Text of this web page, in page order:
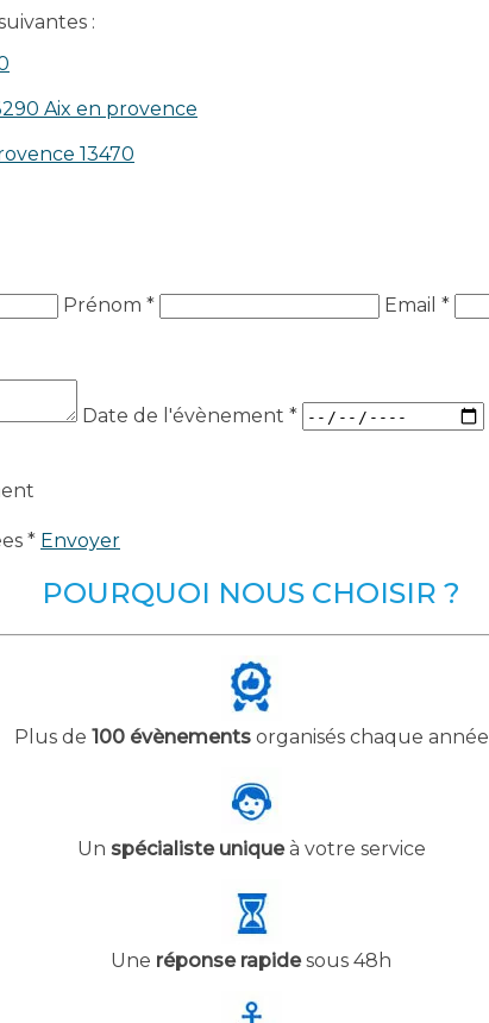
:
Aix en provence​
13470
Prénom * Email *
Date de l'évènement *
* Envoyer
POURQUOI NOUS CHOISIR ?
Plus de 100 évènementsorganisés chaque année
Un spécialiste uniqueà votre service
Une réponse rapidesous 48h